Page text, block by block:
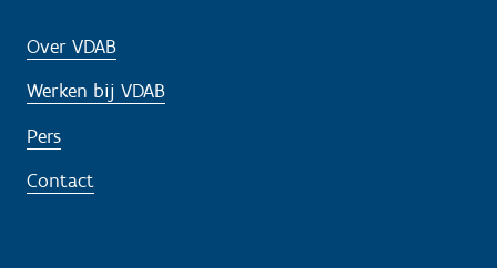
Over VDAB
Werken bij VDAB
Pers
Contact